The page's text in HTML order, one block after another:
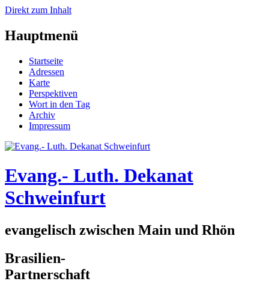
Direkt zum Inhalt
Hauptmenü
Startseite
Adressen
Karte
Perspektiven
Wort in den Tag
Archiv
Impressum
Evang.- Luth. Dekanat
Schweinfurt
evangelisch zwischen Main und Rhön
Brasilien-
Partnerschaft